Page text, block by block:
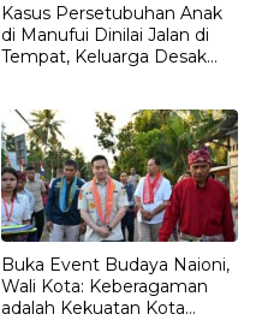
Kasus Persetubuhan Anak
di Manufui Dinilai Jalan di
Tempat, Keluarga Desak
Buka Event Budaya Naioni,
Wali Kota: Keberagaman
adalah Kekuatan Kota